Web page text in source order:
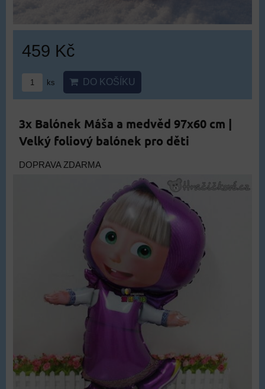
459 Kč
ks DO KOŠÍKU
3x Balónek Máša a medvěd 97x60 cm |
Velký foliový balónek pro děti
DOPRAVA ZDARMA